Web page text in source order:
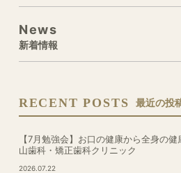
News
新着情報
RECENT POSTS 最近の投
【7月勉強会】お口の健康から全身の
山歯科・矯正歯科クリニック
2026.07.22